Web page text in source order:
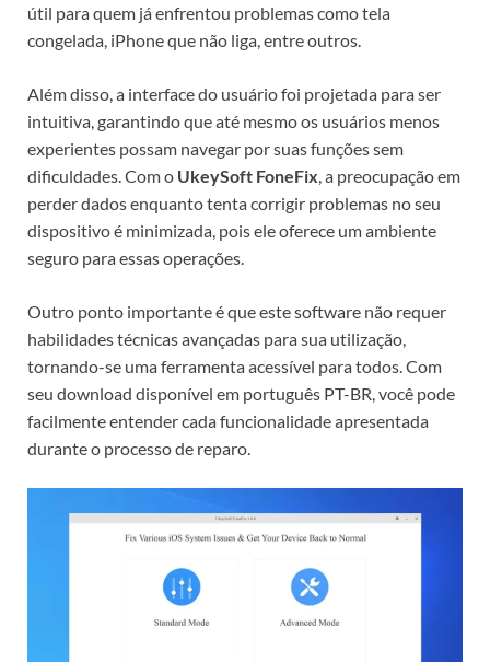
útil para quem já enfrentou problemas como tela
congelada, iPhone que não liga, entre outros.
Além disso, a interface do usuário foi projetada para ser
intuitiva, garantindo que até mesmo os usuários menos
experientes possam navegar por suas funções sem
dificuldades. Com o UkeySoft FoneFix , a preocupação em
perder dados enquanto tenta corrigir problemas no seu
dispositivo é minimizada, pois ele oferece um ambiente
seguro para essas operações.
Outro ponto importante é que este software não requer
habilidades técnicas avançadas para sua utilização,
tornando-se uma ferramenta acessível para todos. Com
seu download disponível em português PT-BR, você pode
facilmente entender cada funcionalidade apresentada
durante o processo de reparo.